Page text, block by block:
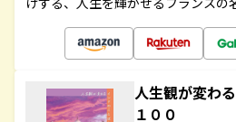
人生観が変わ
１００